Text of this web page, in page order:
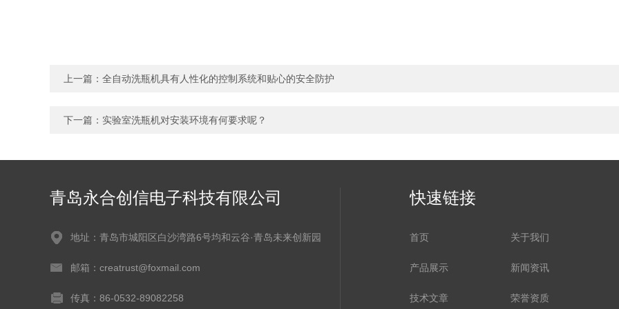
上一篇： 全自动洗瓶机具有人性化的控制系统和贴心的安全防护
下一篇： 实验室洗瓶机对安装环境有何要求呢？
青岛永合创信电子科技有限公司
地址：青岛市城阳区白沙湾路6号均和云谷·青岛未来创新园
邮箱：creatrust@foxmail.com
传真：86-0532-89082258
快速链接
首页 关于我们
产品展示 新闻资讯
技术文章 荣誉资质